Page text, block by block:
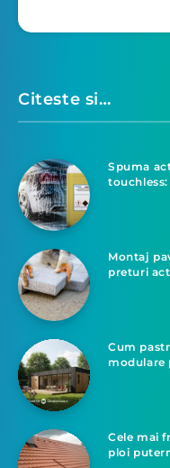
Citeste si…
Spuma
Montaj
preturi
Cum
modulare
Cele mai
ploi